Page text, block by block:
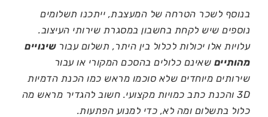
בנוסף לשכר הטרחה של המעצבת, ייתכנו תשלומים
נוספים שיש לקחת בחשבון במסגרת שירותי העיצוב.
עלויות אלו יכולות לכלול בין היתר, תשלום עבורשינויים
מהותיים שאינם כלולים בהסכם המקורי או עבור
שירותים מיוחדים שלא סוכמו מראש כמו הכנת הדמיות
3D והכנת כתב כמויות מקצועי. חשוב להגדיר מראש מה
כלול בתשלום ומה לא, כדי למנוע הפתעות.